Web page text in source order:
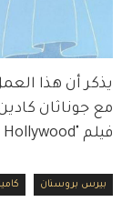
يذكر أن هذا
مع جوناثان
فيلم "Once upon a time in Hollywood".
بيرس بروسنان